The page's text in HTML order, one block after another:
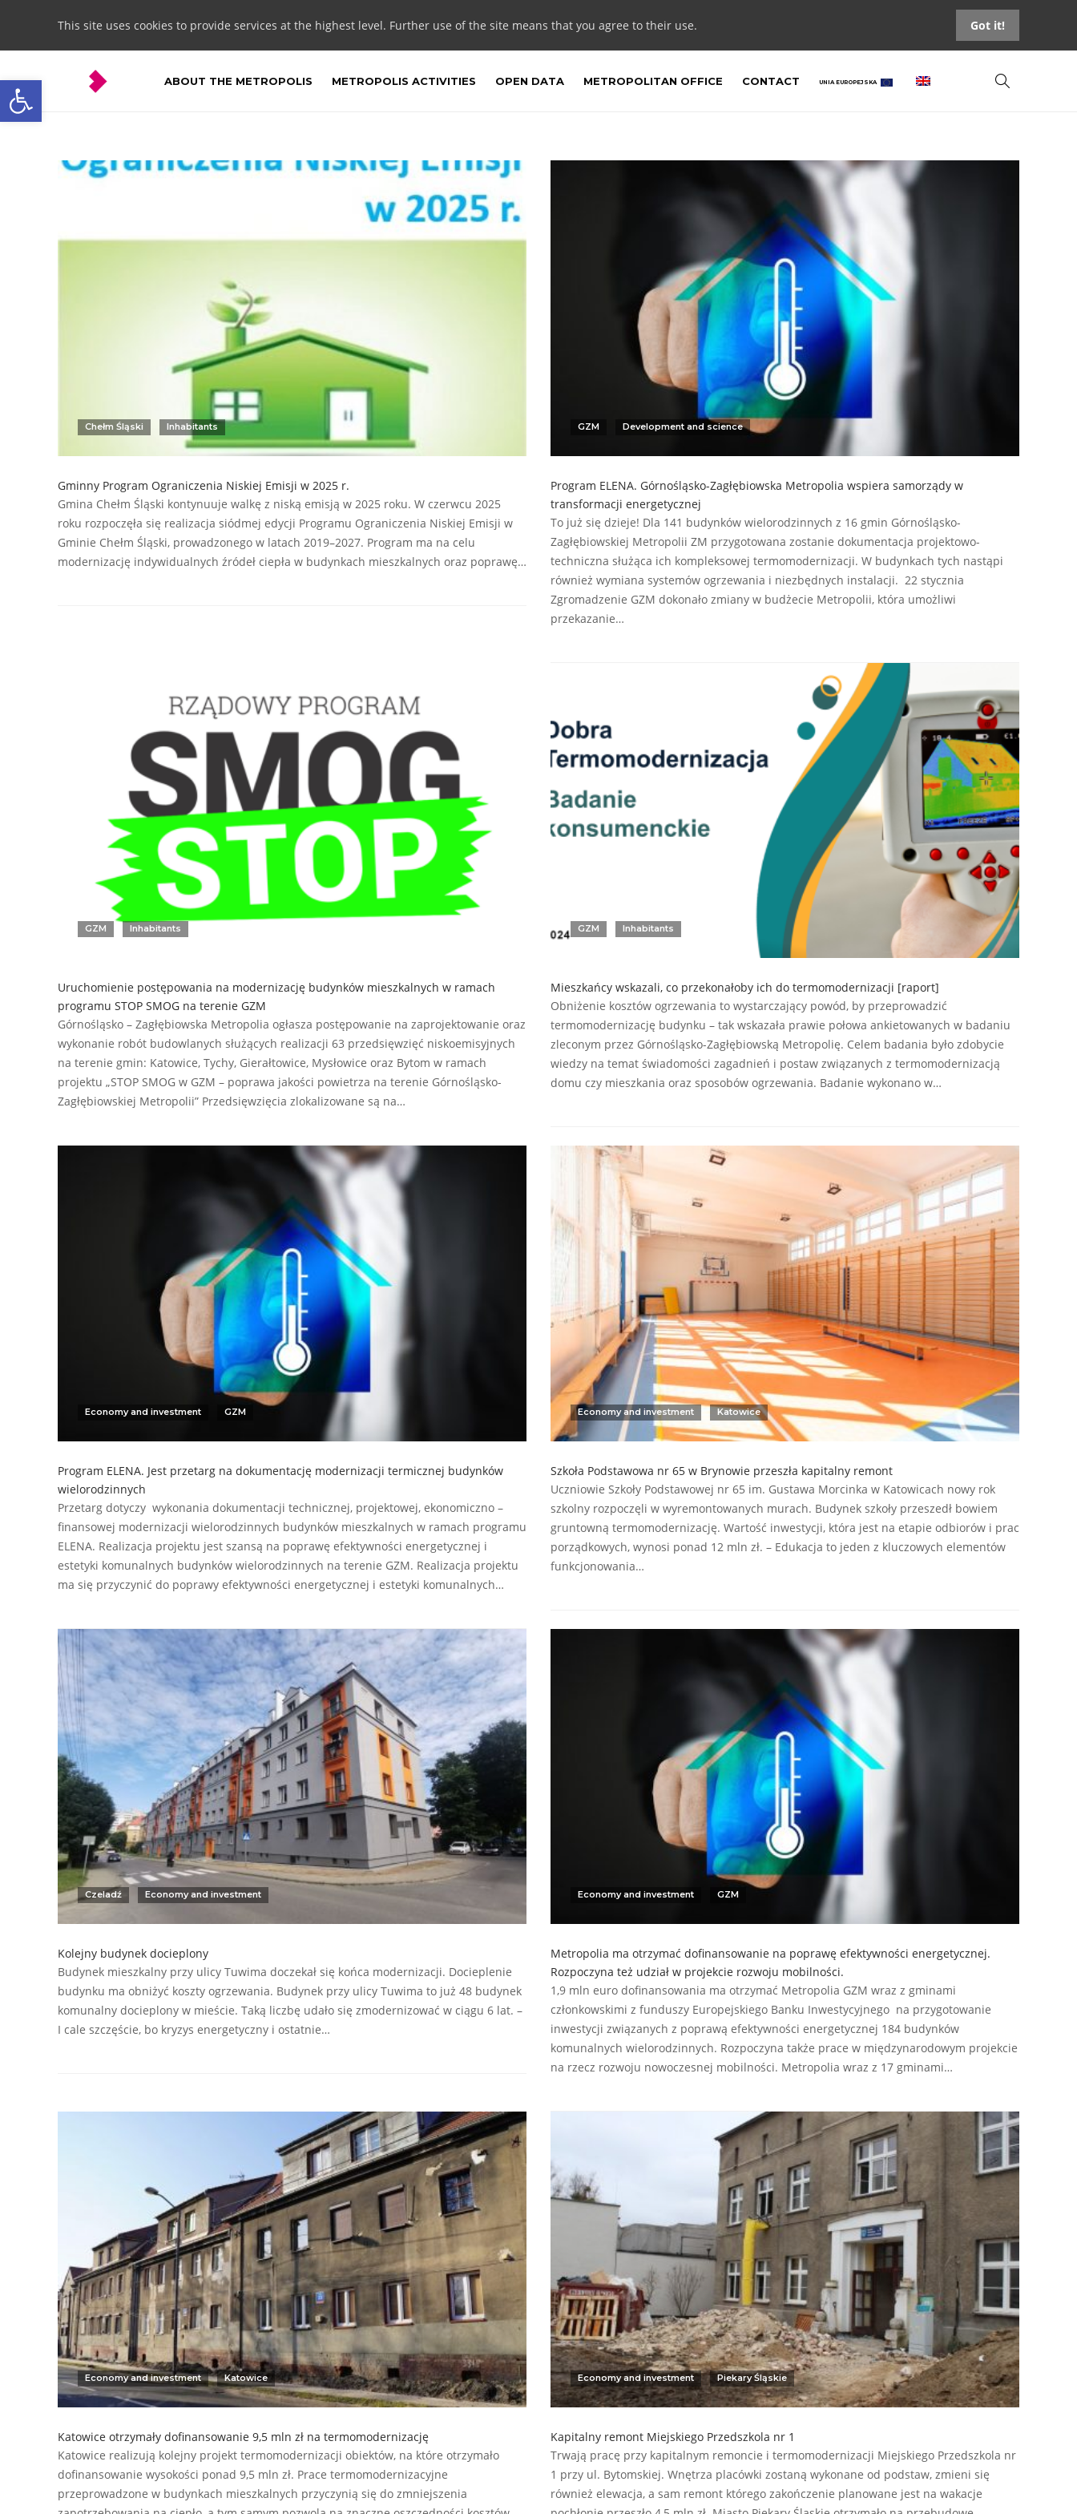
Open toolbar
This site uses cookies to provide services at the highest level. Further use of the site means that you agree to their use. Got it!
ABOUT THE METROPOLIS METROPOLIS ACTIVITIES OPEN DATA METROPOLITAN OFFICE CONTACT UNIA EUROPEJSKA
Chełm Śląski Inhabitants
Gminny Program Ograniczenia Niskiej Emisji w 2025 r.
Gmina Chełm Śląski kontynuuje walkę z niską emisją w 2025 roku. W czerwcu 2025
roku rozpoczęła się realizacja siódmej edycji Programu Ograniczenia Niskiej Emisji w
Gminie Chełm Śląski, prowadzonego w latach 2019–2027. Program ma na celu
modernizację indywidualnych źródeł ciepła w budynkach mieszkalnych oraz poprawę…
GZM Development and science
Program ELENA. Górnośląsko-Zagłębiowska Metropolia wspiera samorządy w
transformacji energetycznej
To już się dzieje! Dla 141 budynków wielorodzinnych z 16 gmin Górnośląsko-
Zagłębiowskiej Metropolii ZM przygotowana zostanie dokumentacja projektowo-
techniczna służąca ich kompleksowej termomodernizacji. W budynkach tych nastąpi
również wymiana systemów ogrzewania i niezbędnych instalacji. 22 stycznia
Zgromadzenie GZM dokonało zmiany w budżecie Metropolii, która umożliwi
przekazanie…
GZM Inhabitants
Uruchomienie postępowania na modernizację budynków mieszkalnych w ramach
programu STOP SMOG na terenie GZM
Górnośląsko – Zagłębiowska Metropolia ogłasza postępowanie na zaprojektowanie oraz
wykonanie robót budowlanych służących realizacji 63 przedsięwzięć niskoemisyjnych
na terenie gmin: Katowice, Tychy, Gierałtowice, Mysłowice oraz Bytom w ramach
projektu „STOP SMOG w GZM – poprawa jakości powietrza na terenie Górnośląsko-
Zagłębiowskiej Metropolii” Przedsięwzięcia zlokalizowane są na…
GZM Inhabitants
Mieszkańcy wskazali, co przekonałoby ich do termomodernizacji [raport]
Obniżenie kosztów ogrzewania to wystarczający powód, by przeprowadzić
termomodernizację budynku – tak wskazała prawie połowa ankietowanych w badaniu
zleconym przez Górnośląsko-Zagłębiowską Metropolię. Celem badania było zdobycie
wiedzy na temat świadomości zagadnień i postaw związanych z termomodernizacją
domu czy mieszkania oraz sposobów ogrzewania. Badanie wykonano w…
Economy and investment GZM
Program ELENA. Jest przetarg na dokumentację modernizacji termicznej budynków
wielorodzinnych
Przetarg dotyczy wykonania dokumentacji technicznej, projektowej, ekonomiczno –
finansowej modernizacji wielorodzinnych budynków mieszkalnych w ramach programu
ELENA. Realizacja projektu jest szansą na poprawę efektywności energetycznej i
estetyki komunalnych budynków wielorodzinnych na terenie GZM. Realizacja projektu
ma się przyczynić do poprawy efektywności energetycznej i estetyki komunalnych…
Economy and investment Katowice
Szkoła Podstawowa nr 65 w Brynowie przeszła kapitalny remont
Uczniowie Szkoły Podstawowej nr 65 im. Gustawa Morcinka w Katowicach nowy rok
szkolny rozpoczęli w wyremontowanych murach. Budynek szkoły przeszedł bowiem
gruntowną termomodernizację. Wartość inwestycji, która jest na etapie odbiorów i prac
porządkowych, wynosi ponad 12 mln zł. – Edukacja to jeden z kluczowych elementów
funkcjonowania…
Czeladź Economy and investment
Kolejny budynek docieplony
Budynek mieszkalny przy ulicy Tuwima doczekał się końca modernizacji. Docieplenie
budynku ma obniżyć koszty ogrzewania. Budynek przy ulicy Tuwima to już 48 budynek
komunalny docieplony w mieście. Taką liczbę udało się zmodernizować w ciągu 6 lat. –
I cale szczęście, bo kryzys energetyczny i ostatnie…
Economy and investment GZM
Metropolia ma otrzymać dofinansowanie na poprawę efektywności energetycznej.
Rozpoczyna też udział w projekcie rozwoju mobilności.
1,9 mln euro dofinansowania ma otrzymać Metropolia GZM wraz z gminami
członkowskimi z funduszy Europejskiego Banku Inwestycyjnego na przygotowanie
inwestycji związanych z poprawą efektywności energetycznej 184 budynków
komunalnych wielorodzinnych. Rozpoczyna także prace w międzynarodowym projekcie
na rzecz rozwoju nowoczesnej mobilności. Metropolia wraz z 17 gminami…
Economy and investment Katowice
Katowice otrzymały dofinansowanie 9,5 mln zł na termomodernizację
Katowice realizują kolejny projekt termomodernizacji obiektów, na które otrzymało
dofinansowanie wysokości ponad 9,5 mln zł. Prace termomodernizacyjne
przeprowadzone w budynkach mieszkalnych przyczynią się do zmniejszenia
Economy and investment Piekary Śląskie
Kapitalny remont Miejskiego Przedszkola nr 1
Trwają pracę przy kapitalnym remoncie i termomodernizacji Miejskiego Przedszkola nr
1 przy ul. Bytomskiej. Wnętrza placówki zostaną wykonane od podstaw, zmieni się
również elewacja, a sam remont którego zakończenie planowane jest na wakacje